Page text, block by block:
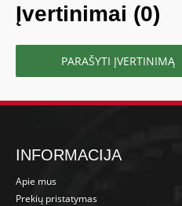
Įvertinimai (0)
PARAŠYTI ĮVERTINIMĄ
INFORMACIJA
Apie mus
Prekių pristatymas